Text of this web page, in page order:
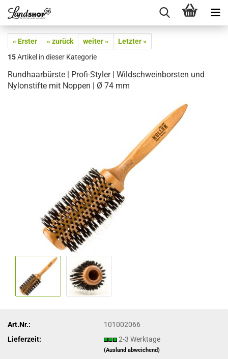
« Erster « zurück weiter »
Letzter »
15Artikel in dieser Kategorie
Rundhaarbürste | Profi-Styler | Wildschweinborsten und
Nylonstifte mit Noppen | Ø 74 mm
Art.Nr.:
101002066
Lieferzeit:
2-3 Werktage
(Ausland abweichend)